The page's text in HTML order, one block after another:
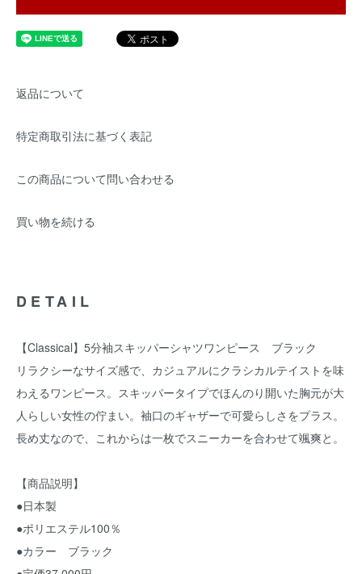
返品について
特定商取引法に基づく表記
この商品について問い合わせる
買い物を続ける
DETAIL
【Classical】5分袖スキッパーシャツワンピース ブラック
リラクシーなサイズ感で、カジュアルにクラシカルテイストを味
わえるワンピース。スキッパータイプでほんのり開いた胸元が大
人らしい女性の佇まい。袖口のギャザーで可愛らしさをプラス。
長め丈なので、これからは一枚でスニーカーを合わせて颯爽と。
【商品説明】
●日本製
●ポリエステル100％
●カラー ブラック